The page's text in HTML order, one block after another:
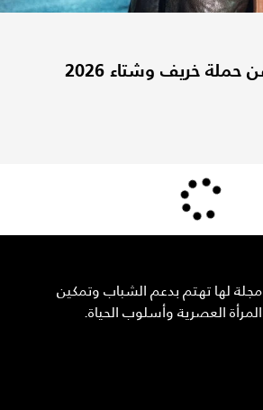
Miu Miu تكشف عن حملة خريف وشتاء 2026
مجلة لها تهتم بدعم الشباب وتمكين
المرأة العصرية وأسلوب الحياة.